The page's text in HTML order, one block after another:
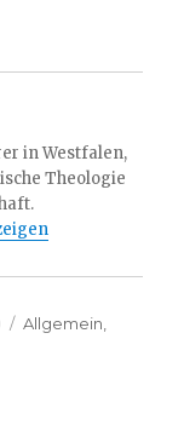
in Westfalen,
Theologie
Kategorien
Allgemein